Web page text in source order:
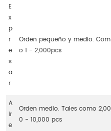
E
x
p
r
e
s
a
r
Orden pequeño y medio. Com
o 1 - 2,000pcs
A
ir
e
Orden medio. Tales como 2,00
0 - 10,000 pcs